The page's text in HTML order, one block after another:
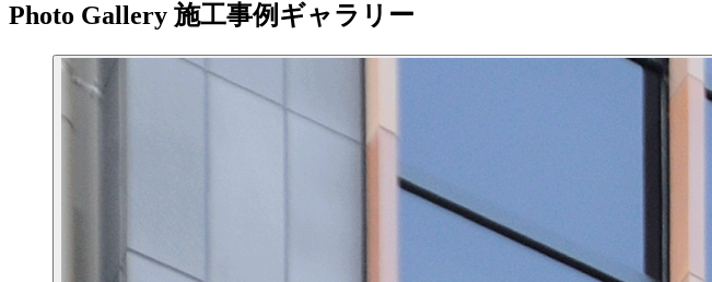
Photo Gallery 施工事例ギャラリー